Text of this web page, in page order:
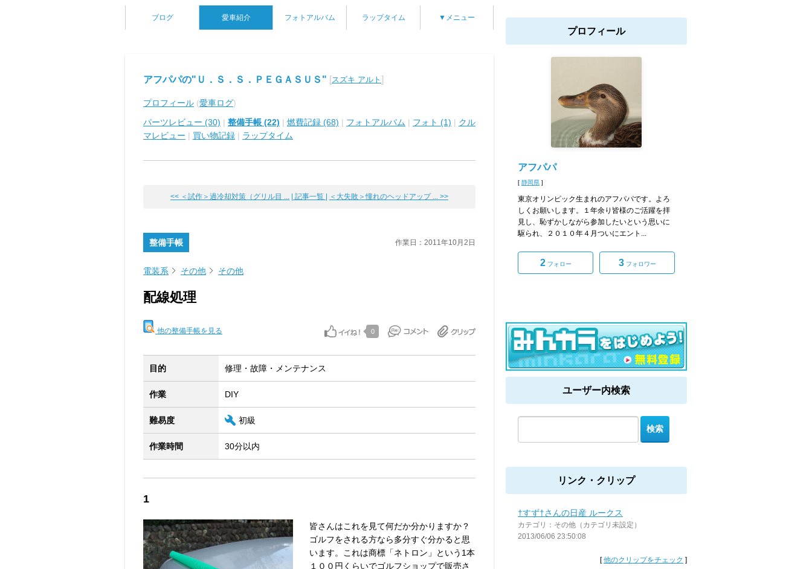
ブログ 愛車紹介 フォトアルバム ラップタイム ▼メニュー
アフパパの"Ｕ．Ｓ．Ｓ．ＰＥＧＡＳＵＳ" [スズキ アルト ]
プロフィール (愛車ログ)
パーツレビュー (30) | 整備手帳 (22) | 燃費記録 (68) | フォトアルバム | フォト (1) | クル
マレビュー | 買い物記録 | ラップタイム
<< ＜試作＞過冷却対策（グリル目 ... | 記事一覧 | ＜大失敗＞憧れのヘッドアップ ... >>
整備手帳 作業日：2011年10月2日
電装系 その他 その他
配線処理
他の整備手帳を見る 0
目的 修理・故障・メンテナンス
作業 DIY
難易度 初級
作業時間 30分以内
1
皆さんはこれを見て何だか分かりますか？
ゴルフをされる方なら多分すぐ分かると思
います。これは商標「ネトロン」という1本
１００円くらいでゴルフショップで販売さ
プロフィール
アフパパ
[ 静岡県 ]
東京オリンピック生まれのアフパパです。よろ
しくお願いします。１年余り皆様のご活躍を拝
見し、恥ずかしながら参加したいという思いに
駆られ、２０１０年４月ついにエント...
2フォロー 3フォロワー
ユーザー内検索
リンク・クリップ
†すず†さんの日産 ルークス
カテゴリ：その他（カテゴリ未設定）
2013/06/06 23:50:08
[他のクリップをチェック ]